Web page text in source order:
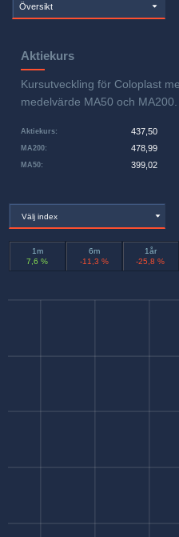
Översikt
Aktiekurs
Kursutveckling för Coloplast
medelvärde MA50 och MA200.
Aktiekurs: 437,50
MA50: 399,02
MA200: 478,99
Välj index
1m
7,6 %
6m
-11,3 %
1år
-25,8 %